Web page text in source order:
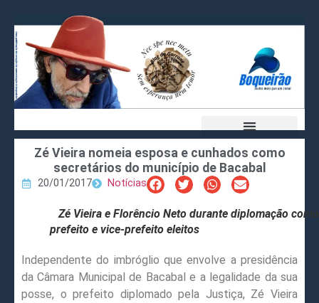
Zé Vieira nomeia esposa e cunhados como
secretários do município de Bacabal
20/01/2017 Notícias
Zé Vieira e Florêncio Neto durante diplomação como
prefeito e vice-prefeito eleitos
Independente do imbróglio que envolve a presidência
da Câmara Municipal de Bacabal e a legalidade da sua
posse, o prefeito diplomado pela Justiça, Zé Vieira